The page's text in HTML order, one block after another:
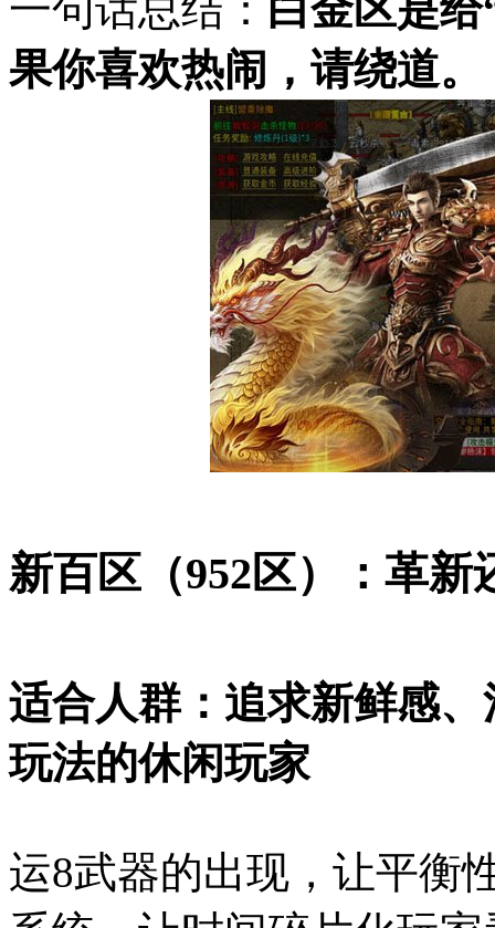
果你喜欢热闹，请绕道。
新百区（952区）：革新
适合人群：追求新鲜感
玩法的休闲玩家
运8武器的出现，让平衡